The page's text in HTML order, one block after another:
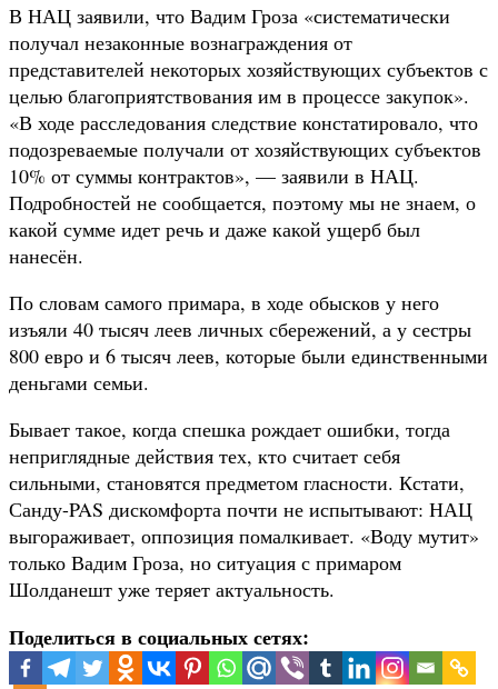
В НАЦ заявили, что Вадим Гроза «систематически
получал незаконные вознаграждения от
представителей некоторых хозяйствующих субъектов с
целью благоприятствования им в процессе закупок».
«В ходе расследования следствие констатировало, что
подозреваемые получали от хозяйствующих субъектов
10% от суммы контрактов», — заявили в НАЦ.
Подробностей не сообщается, поэтому мы не знаем, о
какой сумме идет речь и даже какой ущерб был
нанесён.
По словам самого примара, в ходе обысков у него
изъяли 40 тысяч леев личных сбережений, а у сестры
800 евро и 6 тысяч леев, которые были единственными
деньгами семьи.
Бывает такое, когда спешка рождает ошибки, тогда
неприглядные действия тех, кто считает себя
сильными, становятся предметом гласности. Кстати,
Санду-PAS дискомфорта почти не испытывают: НАЦ
выгораживает, оппозиция помалкивает. «Воду мутит»
только Вадим Гроза, но ситуация с примаром
Шолданешт уже теряет актуальность.
Поделиться в социальных сетях: